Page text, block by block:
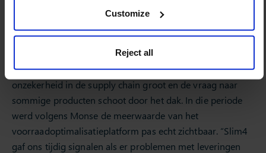
Customize
Reject all
reageren bij excepties. “Slim4 attendeert ons op tijd als er
afwijkingen in levertijden worden geconstateerd. We
hebben onze leveranciers goed in kaart en kunnen direct
acties uitzetten als er problemen dreigen. Dat is een
prettig gevoel.” Tijdens de coronaperiode was de
onzekerheid in de supply chain groot en de vraag naar
sommige producten schoot door het dak. In die periode
werd volgens Monse de meerwaarde van het
voorraadoptimalisatieplatform pas echt zichtbaar. “Slim4
gaf ons tijdig signalen als er problemen met leveringen